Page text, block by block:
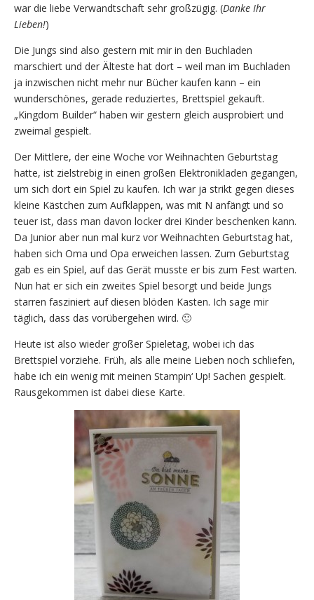
war die liebe Verwandtschaft sehr großzügig. (Danke Ihr
Lieben!)
Die Jungs sind also gestern mit mir in den Buchladen
marschiert und der Älteste hat dort – weil man im Buchladen
ja inzwischen nicht mehr nur Bücher kaufen kann – ein
wunderschönes, gerade reduziertes, Brettspiel gekauft.
„Kingdom Builder“ haben wir gestern gleich ausprobiert und
zweimal gespielt.
Der Mittlere, der eine Woche vor Weihnachten Geburtstag
hatte, ist zielstrebig in einen großen Elektronikladen gegangen,
um sich dort ein Spiel zu kaufen. Ich war ja strikt gegen dieses
kleine Kästchen zum Aufklappen, was mit N anfängt und so
teuer ist, dass man davon locker drei Kinder beschenken kann.
Da Junior aber nun mal kurz vor Weihnachten Geburtstag hat,
haben sich Oma und Opa erweichen lassen. Zum Geburtstag
gab es ein Spiel, auf das Gerät musste er bis zum Fest warten.
Nun hat er sich ein zweites Spiel besorgt und beide Jungs
starren fasziniert auf diesen blöden Kasten. Ich sage mir
täglich, dass das vorübergehen wird. 🙂
Heute ist also wieder großer Spieletag, wobei ich das
Brettspiel vorziehe. Früh, als alle meine Lieben noch schliefen,
habe ich ein wenig mit meinen Stampin‘ Up! Sachen gespielt.
Rausgekommen ist dabei diese Karte.